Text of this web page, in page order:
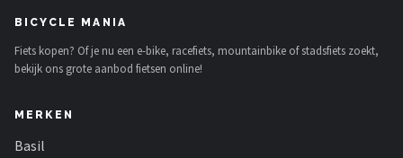
BICYCLE MANIA
Fiets kopen? Of je nu een e-bike, racefiets, mountainbike of stadsfiets zoekt,
bekijk ons grote aanbod fietsen online!
MERKEN
Basil